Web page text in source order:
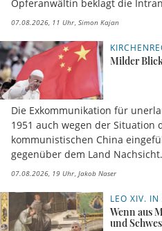
Opferanwältin beklagt die
07.08.2026, 11 Uhr Simon Kajan
Milder
Die Exkommunikation für
1951 auch wegen der Situation
kommunistischen China
gegenüber dem Land Nachsicht.
07.08.2026, 19 Uhr Jakob Naser
LEO XIV. IN
Wenn aus
und